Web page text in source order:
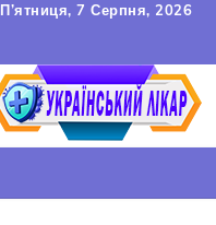
П’ятниця, 7 Серпня, 2026